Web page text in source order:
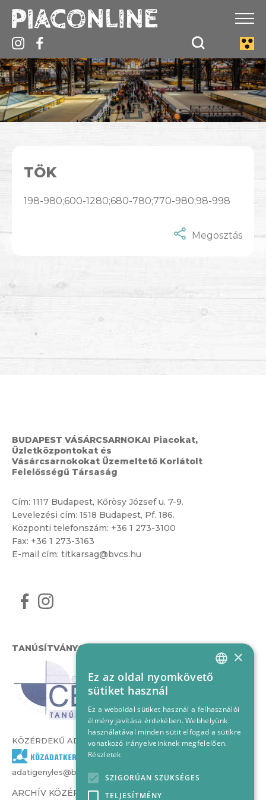
TÖK
198-980;600-1280;680-780;770-980;98-998
Megosztás
BUDAPEST VÁSÁRCSARNOKAI Piacokat,
Üzletközpontokat és
Vásárcsarnokokat Üzemeltető Korlátolt
Felelősségű Társaság
Cím: 1117 Budapest, Kőrösy József u. 7-9.
Levelezési cím: 1518 Budapest, Pf. 186.
Központi telefonszám: +36 1 273-3100
Fax: +36 1 273-3163
E-mail cím: titkarsag@bvcs.hu
TANÚSÍTVÁNYOK
KÖZÉRDEKŰ ADATOK
adatigenyles@bvcs.hu
ARCHÍV KÖZÉRDEKŰ ADATOK –
HUNGARIAN
×
Ez az oldal nyomkövető
sütiket használ
Ez a weboldal sütiket használ a felhasználói
élmény javítása érdekében. Webhelyünk
használatával minden sütit elfogad a sütikre
vonatkozó irányelveinknek megfelelően.
Részletek
SZIGORÚAN SZÜKSÉGES
TELJESÍTMÉNY